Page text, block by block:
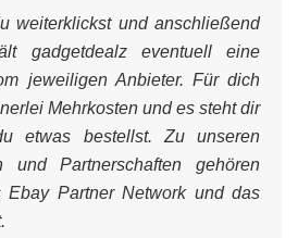
weiterklickst und anschließend
gadgetdealz eventuell eine
jeweiligen Anbieter. Für dich
Mehrkosten und es steht dir
etwas bestellst. Zu unseren
und Partnerschaften gehören
Ebay Partner Network und das